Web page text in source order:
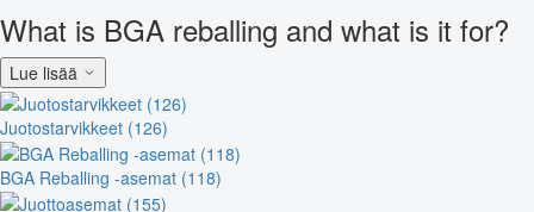
What is BGA reballing and what is it for?
Lue lisää
Juotostarvikkeet (126)
BGA Reballing -asemat (118)